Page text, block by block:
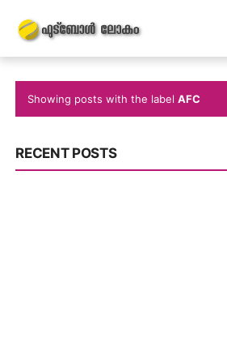
Showing posts with the labelAFC
RECENT POSTS